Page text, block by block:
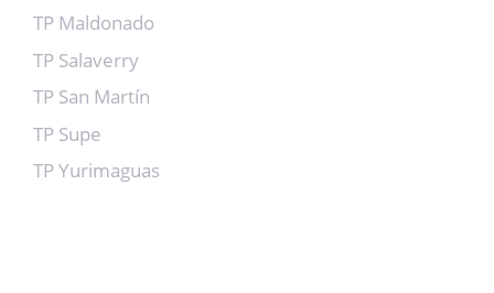
TP Maldonado
TP Salaverry
TP San Martín
TP Supe
TP Yurimaguas